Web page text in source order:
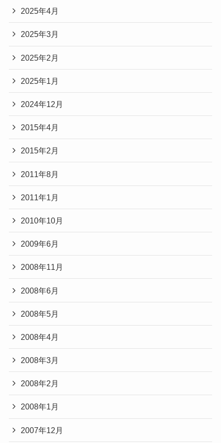
2025年4月
2025年3月
2025年2月
2025年1月
2024年12月
2015年4月
2015年2月
2011年8月
2011年1月
2010年10月
2009年6月
2008年11月
2008年6月
2008年5月
2008年4月
2008年3月
2008年2月
2008年1月
2007年12月